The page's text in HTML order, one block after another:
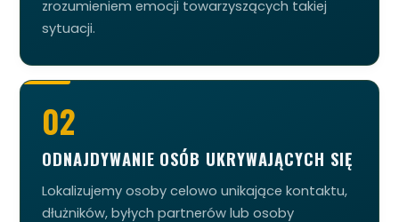
zrozumieniem emocji towarzyszących takiej
sytuacji.
02
ODNAJDYWANIE OSÓB UKRYWAJĄCYCH SIĘ
​Lokalizujemy osoby celowo unikające kontaktu,
dłużników, byłych partnerów lub osoby